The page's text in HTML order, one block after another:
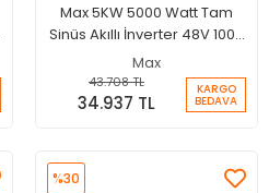
Max 5KW 5000 Watt Tam
Sinüs Akıllı İnverter 48V 100A
MPPT Şarjlı İnverter
Max
43.708 TL
34.937 TL
KARGO
BEDAVA
%30